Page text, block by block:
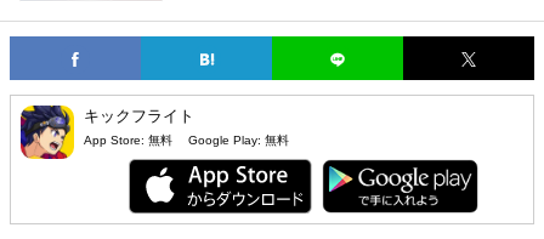
キックフライト
App Store: 無料 Google Play: 無料